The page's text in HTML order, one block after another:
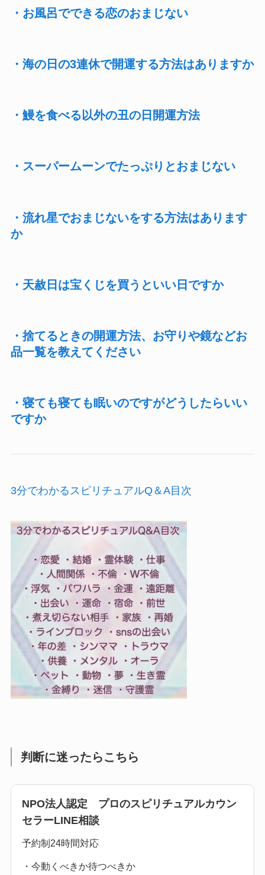
・お風呂でできる恋のおまじない
・海の日の3連休で開運する方法はありますか
・鰻を食べる以外の丑の日開運方法
・スーパームーンでたっぷりとおまじない
・流れ星でおまじないをする方法はあります
か
・天赦日は宝くじを買うといい日ですか
・捨てるときの開運方法、お守りや鏡などお
品一覧を教えてください
・寝ても寝ても眠いのですがどうしたらいい
ですか
3分でわかるスピリチュアルQ＆A目次
判断に迷ったらこちら
NPO法人認定 プロのスピリチュアルカウン
セラーLINE相談
予約制24時間対応
・今動くべきか待つべきか